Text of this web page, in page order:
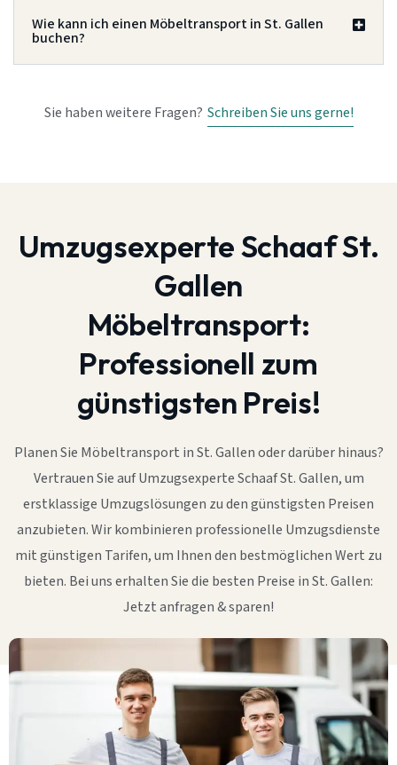
Wie kann ich einen Möbeltransport in St. Gallen
buchen?
Sie haben weitere Fragen? Schreiben Sie uns gerne!
Umzugsexperte Schaaf St.
Gallen
Möbeltransport:
Professionell zum
günstigsten Preis!
Planen Sie Möbeltransport in St. Gallen oder darüber hinaus?
Vertrauen Sie auf Umzugsexperte Schaaf St. Gallen, um
erstklassige Umzugslösungen zu den günstigsten Preisen
anzubieten. Wir kombinieren professionelle Umzugsdienste
mit günstigen Tarifen, um Ihnen den bestmöglichen Wert zu
bieten. Bei uns erhalten Sie die besten Preise in St. Gallen:
Jetzt anfragen & sparen!